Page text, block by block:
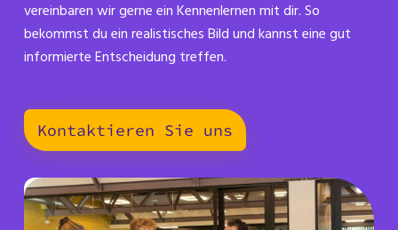
vereinbaren wir gerne ein Kennenlernen mit dir. So
bekommst du ein realistisches Bild und kannst eine gut
informierte Entscheidung treffen.
Kontaktieren Sie uns